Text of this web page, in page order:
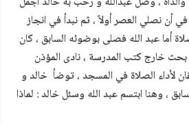
أن نصلي العصر أولاً ، ثم نبدأ في انجاز
أما عبد الله فصلى بوضوئه السابق ، كان
خارج كتب المدرسة ، نادى المؤذن
لأداء الصلاة في المسجد ، توضأ خالد و
، وهنا ابتسم عبد الله وسئل خالد : لماذا